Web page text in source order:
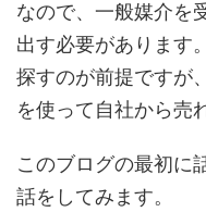
なので、一般媒介を
出す必要があります
探すのが前提ですが
を使って自社から売
このブログの最初に
話をしてみます。